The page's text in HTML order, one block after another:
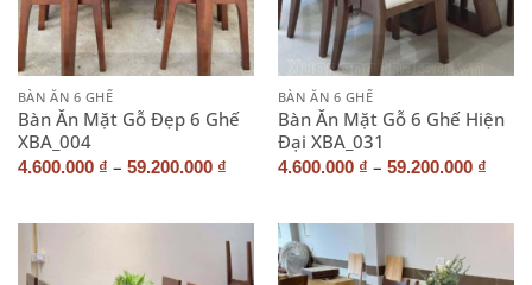
BÀN ĂN 6 GHẾ
Bàn Ăn Mặt Gỗ Đẹp 6 Ghế
XBA_004
4.600.000 ₫ – 59.200.000 ₫
BÀN ĂN 6 GHẾ
Bàn Ăn Mặt Gỗ 6 Ghế Hiện
Đại XBA_031
4.600.000 ₫ – 59.200.000 ₫